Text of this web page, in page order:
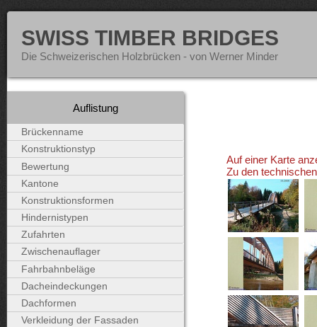
SWISS TIMBER BRIDGES
Die Schweizerischen Holzbrücken - von Werner Minder
Auf einer Karte
Zu den
Auflistung
Brückenname
Konstruktionstyp
Bewertung
Kantone
Konstruktionsformen
Hindernistypen
Zufahrten
Zwischenauflager
Fahrbahnbeläge
Dacheindeckungen
Dachformen
Verkleidung der Fassaden